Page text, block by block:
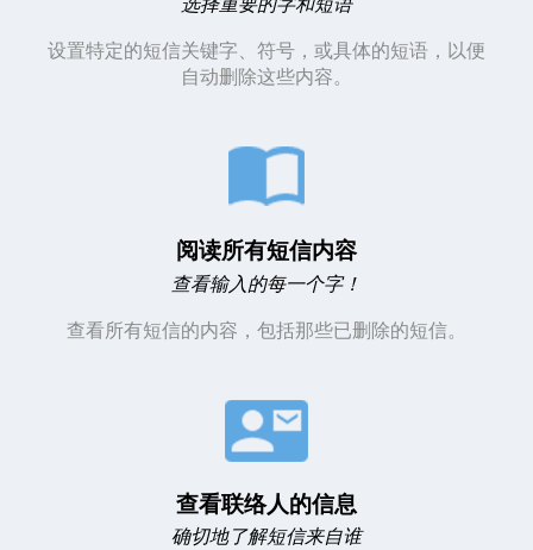
设置特定的短信关键字、符号， 或具体的短语 ，以便
自动删除这些内容。
阅读所有短信内容
查看输入的每一个字！
查看所有短信的内容， 包括那些已删除的短信。
查看联络人的信息
确切地了解短信来自谁